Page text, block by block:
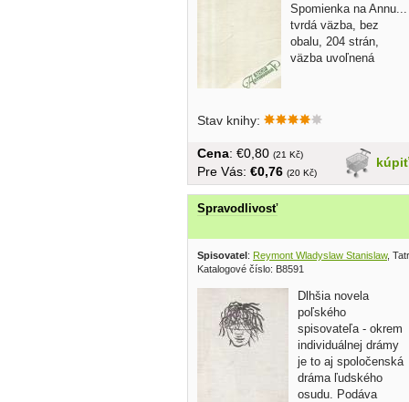
Spomienka na Annu...
tvrdá väzba, bez
obalu, 204 strán,
väzba uvoľnená
Stav knihy:
kúpiť
Cena: €0,80 (21 Kč)
Pre Vás: €0,76 (20 Kč)
Spravodlivosť
Spisovatel: Reymont Wladyslaw Stanislaw,
Katalogové číslo: B8591
Dlhšia novela
poľského
spisovateľa - okrem
individuálnej drámy
je to aj spoločenská
dráma ľudského
osudu. Podáva